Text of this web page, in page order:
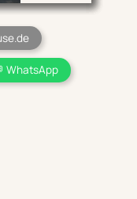
WhatsApp